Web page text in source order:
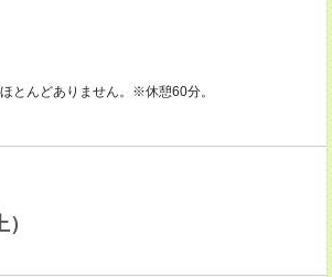
んどありません。※休憩60分。